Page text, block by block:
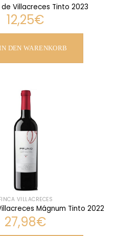
de Villacreces Tinto 2023
12,25€
DEN WARENKORB
VILLACRECES
Mágnum Tinto 2022
27,98€